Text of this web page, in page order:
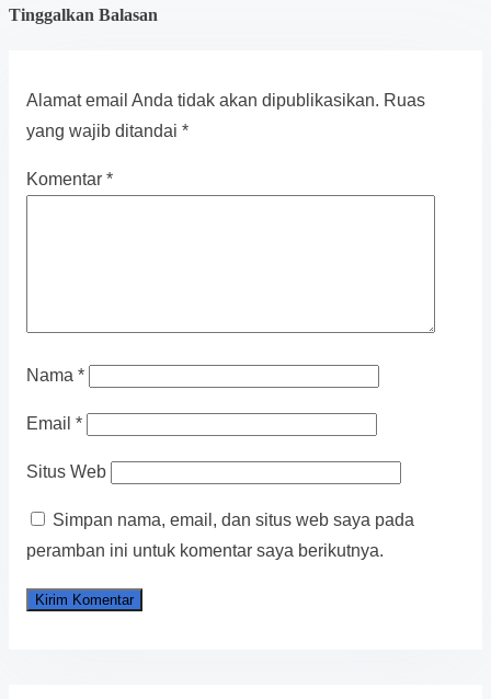
navigation
Tinggalkan Balasan
Alamat email Anda tidak akan dipublikasikan. Ruas
yang wajib ditandai *
Komentar *
Nama *
Email *
Situs Web
Simpan nama, email, dan situs web saya pada
peramban ini untuk komentar saya berikutnya.